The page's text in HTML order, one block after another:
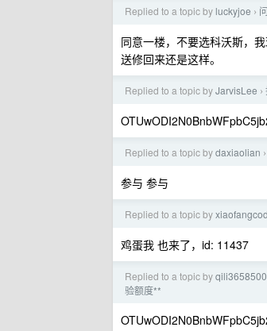
Replied to a topic by luckyjoe ›
同意一楼，不要选科沃斯，
送修回来还是这样。
Replied to a topic byJarvisLee ›
Replied to a topic bydaxiaolian ›
参与 参与
Replied to a topic by
鸡蛋我 也来了，id: 11437
Replied to a topic by
验额度**